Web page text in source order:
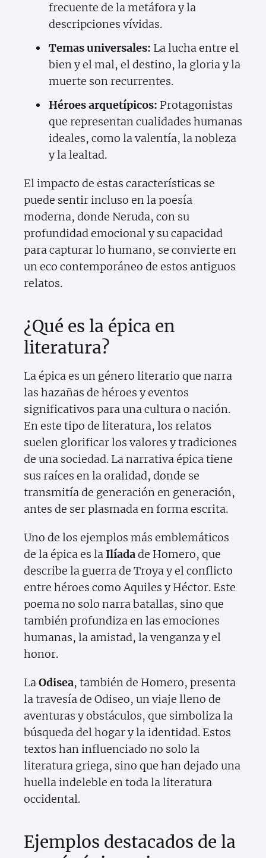
frecuente de la metáfora y la
descripciones vívidas.
Temas universales: La lucha entre el
bien y el mal, el destino, la gloria y la
muerte son recurrentes.
Héroes arquetípicos: Protagonistas
que representan cualidades humanas
ideales, como la valentía, la nobleza
y la lealtad.
El impacto de estas características se
puede sentir incluso en la poesía
moderna, donde Neruda, con su
profundidad emocional y su capacidad
para capturar lo humano, se convierte en
un eco contemporáneo de estos antiguos
relatos.
¿Qué es la épica en
literatura?
La épica es un género literario que narra
las hazañas de héroes y eventos
significativos para una cultura o nación.
En este tipo de literatura, los relatos
suelen glorificar los valores y tradiciones
de una sociedad. La narrativa épica tiene
sus raíces en la oralidad, donde se
transmitía de generación en generación,
antes de ser plasmada en forma escrita.
Uno de los ejemplos más emblemáticos
de la épica es laIlíadade Homero, que
describe la guerra de Troya y el conflicto
entre héroes como Aquiles y Héctor. Este
poema no solo narra batallas, sino que
también profundiza en las emociones
humanas, la amistad, la venganza y el
honor.
LaOdisea, también de Homero, presenta
la travesía de Odiseo, un viaje lleno de
aventuras y obstáculos, que simboliza la
búsqueda del hogar y la identidad. Estos
textos han influenciado no solo la
literatura griega, sino que han dejado una
huella indeleble en toda la literatura
occidental.
Ejemplos destacados de la